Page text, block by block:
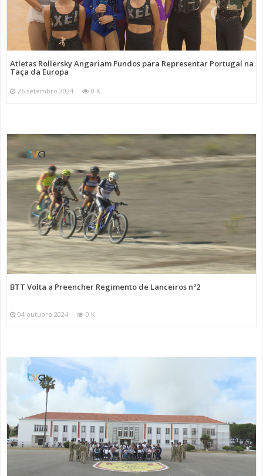
Atletas Rollersky Angariam Fundos para Representar Portugal na
Taça da Europa
26 setembro 2024 0 K
BTT Volta a Preencher Regimento de Lanceiros nº2
04 outubro 2024 0 K